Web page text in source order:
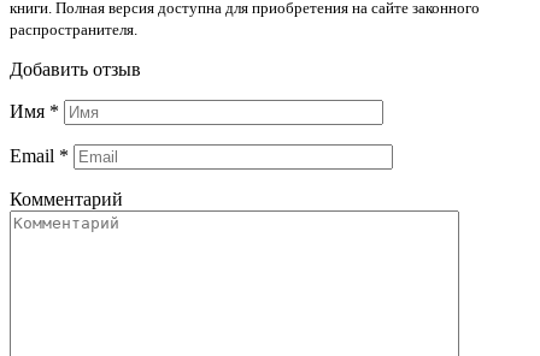
книги. Полная версия доступна для приобретения на сайте законного
распространителя.
Добавить отзыв
Имя *
Email *
Комментарий